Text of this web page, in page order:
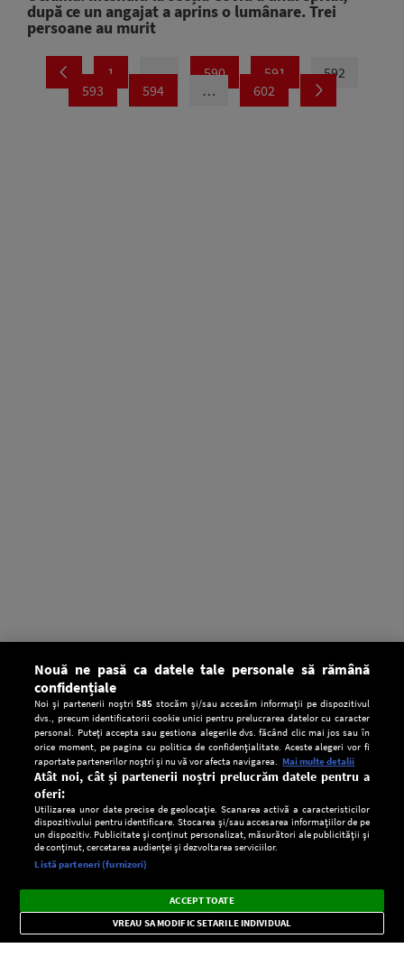
CONFIDENŢIALITATE
după ce un angajat a aprins o lumânare. Trei
persoane au murit
1 … 590 591
592
593
594 … 602
Setări:
Dark
Mode
Radio live, podcasturi, știri și alerte
importante.
×
Nouă ne pasă ca datele tale personale să rămână
confidențiale
Noi și partenerii noștri585 stocăm și/sau accesăm informații pe dispozitivul
dvs., precum identificatorii cookie unici pentru prelucrarea datelor cu caracter
personal. Puteți accepta sau gestiona alegerile dvs. făcând clic mai jos sau în
orice moment, pe pagina cu politica de confidențialitate. Aceste alegeri vor fi
raportate partenerilor noștri și nu vă vor afecta navigarea. Mai multe detalii
Atât noi, cât și partenerii noștri prelucrăm datele pentru a
oferi:
Utilizarea unor date precise de geolocație. Scanarea activă a caracteristicilor
dispozitivului pentru identificare. Stocarea și/sau accesarea informațiilor de pe
un dispozitiv. Publicitate și conținut personalizat, măsurători ale publicității și
de conținut, cercetarea audienței și dezvoltarea serviciilor.
Listă parteneri (furnizori)
ACCEPT TOATE
VREAU SA MODIFIC SETARILE INDIVIDUAL